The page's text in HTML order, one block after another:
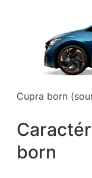
Cupra born
born